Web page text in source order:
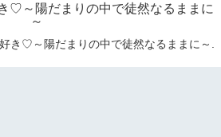
♡～陽だまりの中で徒然なるままに
～
き♡～陽だまりの中で徒然なるままに～.